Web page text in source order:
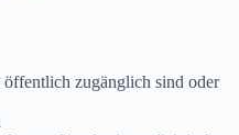
öffentlich zugänglich sind oder